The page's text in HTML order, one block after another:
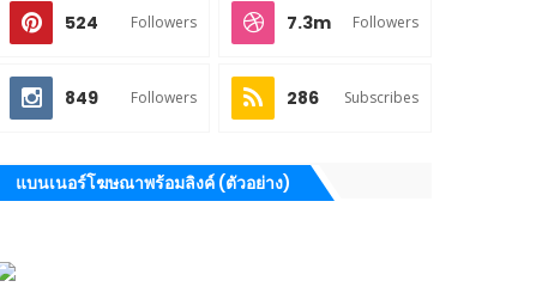
524 Followers 7.3m Followers
849 Followers 286 Subscribes
แบนเนอร์โฆษณาพร้อมลิงค์ (ตัวอย่าง)